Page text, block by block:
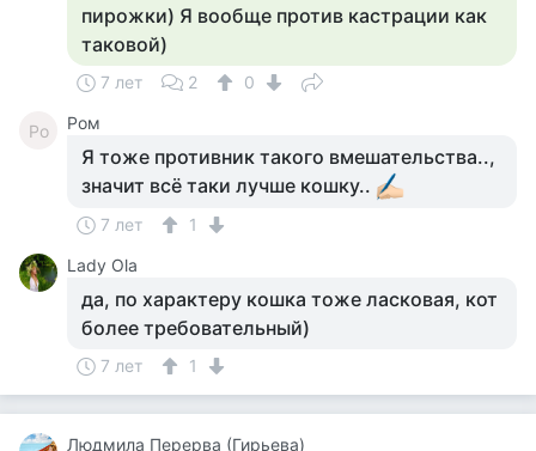
пирожки) Я вообще против кастрации как
таковой)
7 лет 2 0
Ро Ром
Я тоже противник такого вмешательства..,
значит всё таки лучше кошку..
7 лет
1
Lady Ola
да, по характеру кошка тоже ласковая, кот
более требовательный)
7 лет 1
Людмила Перерва (Гирьева)